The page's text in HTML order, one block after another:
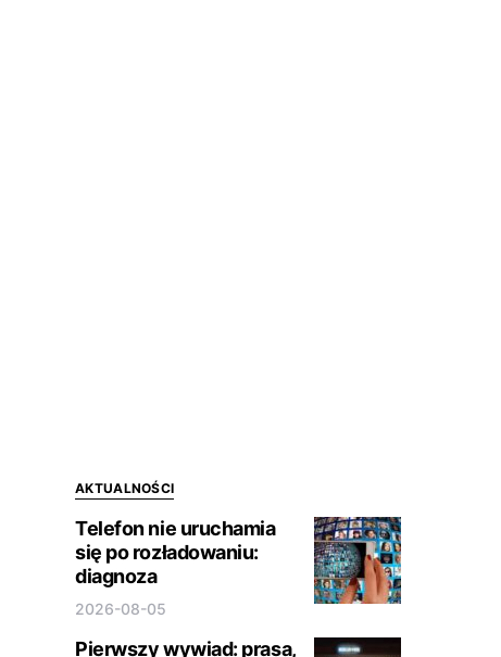
AKTUALNOŚCI
Telefon nie uruchamia
się po rozładowaniu:
diagnoza
2026-08-05
Pierwszy wywiad: prasa,